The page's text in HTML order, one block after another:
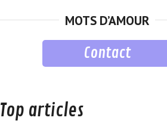
MOTS D’AMOUR
Contact
Top articles